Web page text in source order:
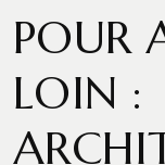
POUR
LOIN :